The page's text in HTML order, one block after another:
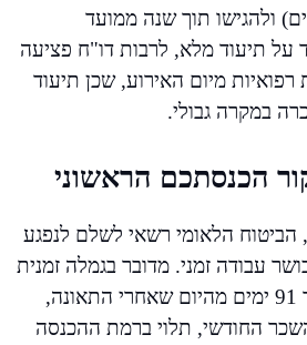
ולהגישו תוך שנה ממועד
על תיעוד מלא, לרבות דו"ח פציעה
מיום האירוע, שכן תיעוד
במקרה גבולי.
הכנסתכם הראשוני
הלאומי רשאי לשלם לנפגע
עבודה זמני. מדובר בגמלה זמנית
שמכסה תקופה של עד 91 ימים מהיום שאחרי התאונה,
של עד 75% מהשכר החודשי, תלוי ברמת ההכנסה